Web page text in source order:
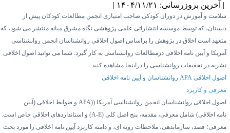
بروزرسانی: ۱۴۰۴/۱۱/۲۱ |
و آموزش در دوران کودکی صاحب امتیازی انجمن مطالعات کودکان پیش از
که توسط موسسه انتشاراتی علمی-پژوهشی نگاه ‌مشرق ‌میانه منتشر می شود، که
است اخلاق در پژوهش را براساس اصول اخلاقی روانشناسان انجمن روانشناسی
و آیین نامه اخلاقی درمطالعات روانشناسی به کار گیرد. شما می توانید اصول اخلاقی
در تحقیقات روانشناسی را دراینجا مشاهده کنید.
اخلاقی APA روانشناسان و آیین نامه اخلاقی
و کاربرد
اخلاقی روانشناسان انجمن روانشناسی آمریکا (( APA و ضوابط اخلاقی (آیین
اخلاقی) شامل معرفی، مقدمه، پنج اصل کلی ( A-E
) و استانداردهای اخلاقی خاص است.
قصد، سازماندهی، ملاحظات رویه ای، و دامنه کاربرد آیین نامه اخلاقی را مورد بحث